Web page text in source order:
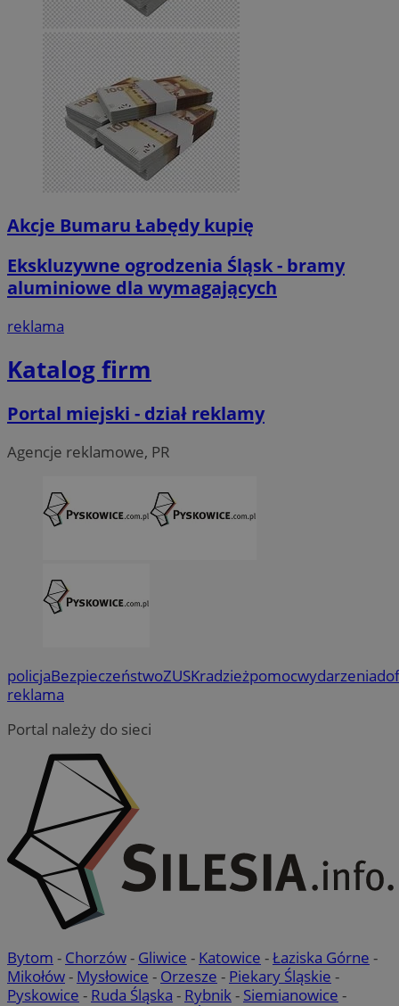
Akcje Bumaru Łabędy kupię
Ekskluzywne ogrodzenia Śląsk - bramy
aluminiowe dla wymagających
reklama
Katalog firm
Portal miejski - dział reklamy
Agencje reklamowe, PR
policjaBezpieczeństwoZUSKradzieżpomocwydarzenia
reklama
Portal należy do sieci
Bytom - Chorzów- Gliwice - Katowice -Łaziska Górne -
Mikołów- Mysłowice - Orzesze - Piekary Śląskie -
Pyskowice - Ruda Śląska - Rybnik- Siemianowice -